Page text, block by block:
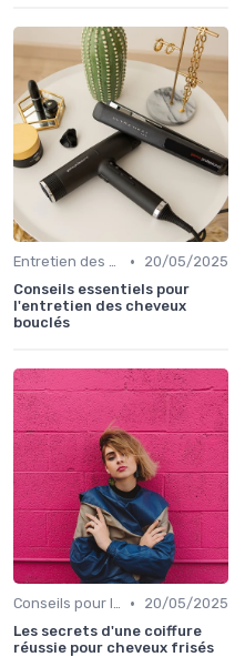
Entretien des Différents Types de Cheveux •
20/05/2025
Conseils essentiels pour
l'entretien des cheveux
bouclés
Conseils pour le Coiffage •
20/05/2025
Les secrets d'une coiffure
réussie pour cheveux frisés